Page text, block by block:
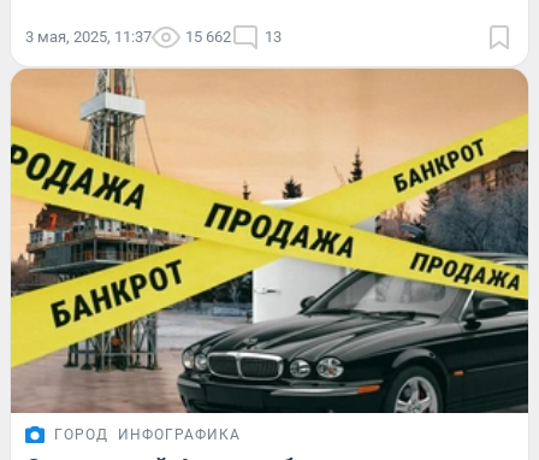
3 мая, 2025, 11:37 15 662 13
ГОРОД ИНФОГРАФИКА